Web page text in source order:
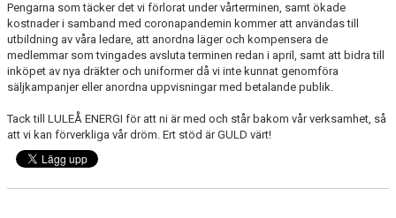
Pengarna som täcker det vi förlorat under vårterminen, samt ökade
kostnader i samband med coronapandemin kommer att användas till
utbildning av våra ledare, att anordna läger och kompensera de
medlemmar som tvingades avsluta terminen redan i april, samt att bidra till
inköpet av nya dräkter och uniformer då vi inte kunnat genomföra
säljkampanjer eller anordna uppvisningar med betalande publik.
Tack till LULEÅ ENERGI för att ni är med och står bakom vår verksamhet, så
att vi kan förverkliga vår dröm. Ert stöd är GULD värt!